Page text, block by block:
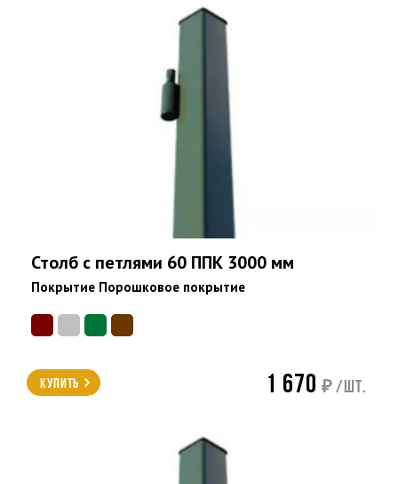
Столб с петлями 60 ППК 3000 мм
Покрытие Порошковое покрытие
Купить 1 670 ₽ /шт.